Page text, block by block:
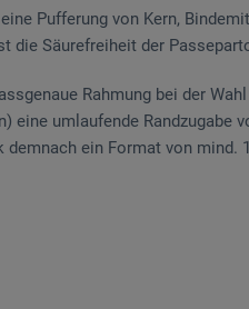
Pufferung von Kern,
die Säurefreiheit der
Rahmung bei der
eine umlaufende Randzugabe
ein Format von mind.